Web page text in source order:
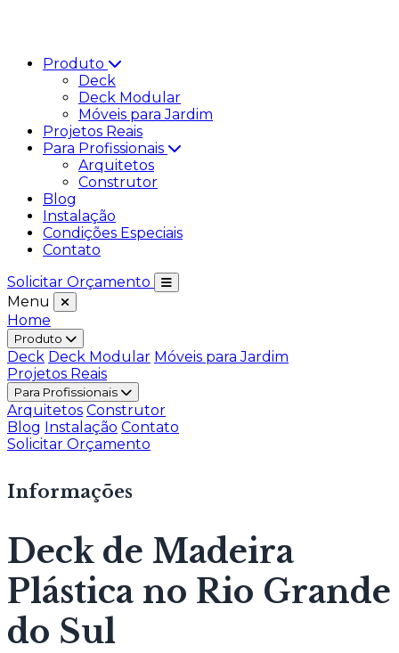
Produto
Deck
Deck Modular
Móveis para Jardim
Projetos Reais
Para Profissionais
Arquitetos
Construtor
Blog
Instalação
Condições Especiais
Contato
Solicitar Orçamento
Menu
Home
Produto
Deck Deck Modular Móveis para Jardim
Projetos Reais
Para Profissionais
Arquitetos Construtor
Blog Instalação Contato
Solicitar Orçamento
Informações
Deck de Madeira
Plástica no Rio Grande
do Sul